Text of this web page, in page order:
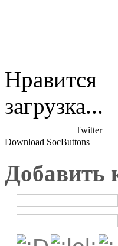
Нравится
загрузка...
Twitter
Download SocButtons
Добавить